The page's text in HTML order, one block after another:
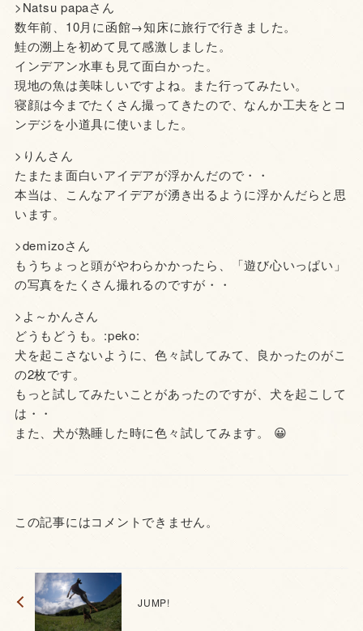
>Natsu papaさん
数年前、10月に函館→知床に旅行で行きました。
鮭の溯上を初めて見て感激しました。
インデアン水車も見て面白かった。
現地の魚は美味しいですよね。また行ってみたい。
寝顔は今までたくさん撮ってきたので、なんか工夫をとコ
ンデジを小道具に使いました。
>りんさん
たまたま面白いアイデアが浮かんだので・・
本当は、こんなアイデアが湧き出るように浮かんだらと思
います。
>demizoさん
もうちょっと頭がやわらかかったら、「遊び心いっぱい」
の写真をたくさん撮れるのですが・・
>よ～かんさん
どうもどうも。:peko:
犬を起こさないように、色々試してみて、良かったのがこ
の2枚です。
もっと試してみたいことがあったのですが、犬を起こして
は・・
また、犬が熟睡した時に色々試してみます。 😀
この記事にはコメントできません。
JUMP!